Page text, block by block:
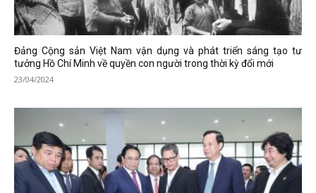
Đảng Cộng sản Việt Nam vận dụng và phát triển sáng tạo tư
tưởng Hồ Chí Minh về quyền con người trong thời kỳ đổi mới
23/04/2024